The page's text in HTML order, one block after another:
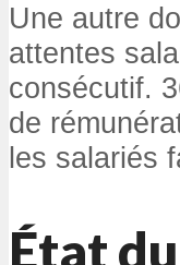
Une autre
attentes
consécutif.
de
les salariés
État